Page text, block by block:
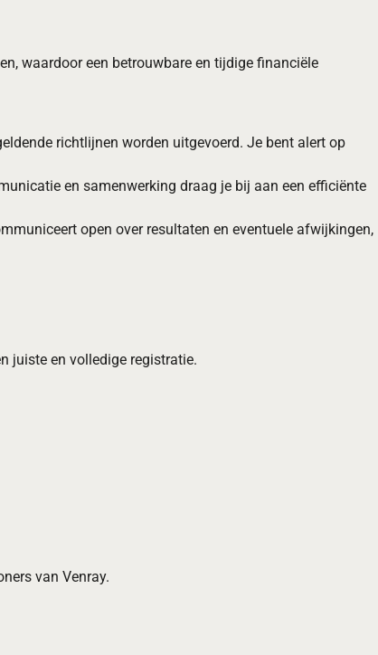
waardoor een betrouwbare en tijdige financiële
richtlijnen worden uitgevoerd. Je bent alert op
en samenwerking draag je bij aan een efficiënte
open over resultaten en eventuele afwijkingen,
juiste en volledige registratie.
van Venray.